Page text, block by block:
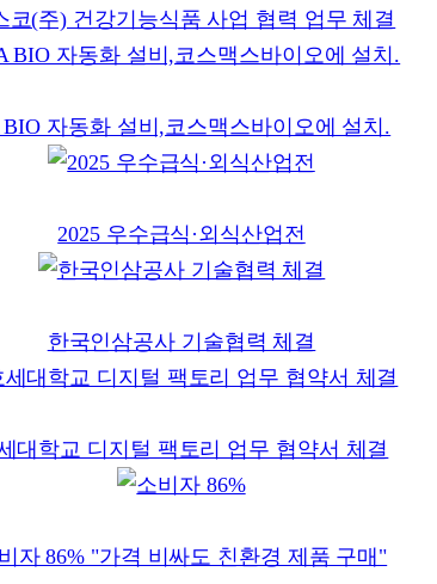
코(주) 건강기능식품 사업 협력 업무 체결
BIO 자동화 설비,코스맥스바이오에 설치.
2025 우수급식·외식산업전
한국인삼공사 기술협력 체결
대학교 디지털 팩토리 업무 협약서 체결
자 86% "가격 비싸도 친환경 제품 구매"